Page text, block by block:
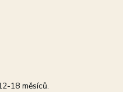
18 měsíců.